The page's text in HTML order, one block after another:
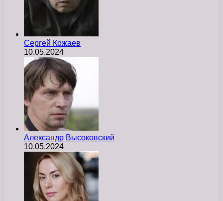
Сергей Кожаев
10.05.2024
Александр Высоковский
10.05.2024